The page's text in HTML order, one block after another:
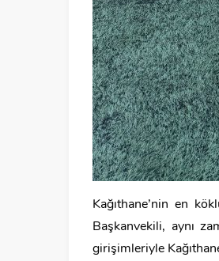
Kağıthane’nin en
Başkanvekili, aynı
girişimleriyle